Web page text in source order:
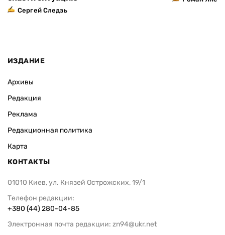
Сергей Следзь
ИЗДАНИЕ
Архивы
Редакция
Реклама
Редакционная политика
Карта
КОНТАКТЫ
01010 Киев, ул. Князей Острожских, 19/1
Телефон редакции:
+380 (44) 280-04-85
Электронная почта редакции: zn94@ukr.net